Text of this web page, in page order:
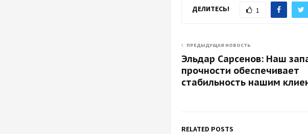
ДЕЛИТЕСЬ! 1
ПРЕДЫДУЩАЯ НОВОСТЬ
Эльдар Сарсенов: Наш
прочности обеспечивает
стабильность нашим
RELATED POSTS